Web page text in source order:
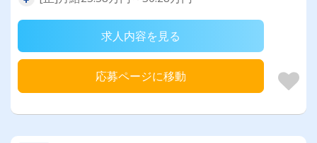
求人内容を見る
応募ページに移動